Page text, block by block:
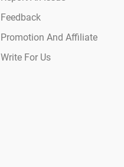
Feedback
Promotion And Affiliate
Write For Us